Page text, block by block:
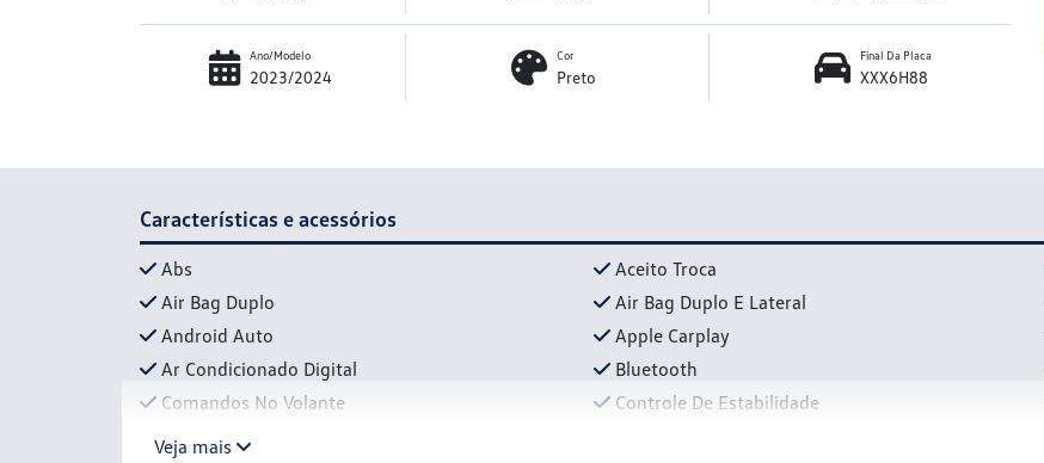
Ano/Modelo
2023/2024
Cor
Preto
Final Da Placa
XXX6H88
Características e acessórios
Abs Aceito Troca
Air Bag Duplo
Air Bag Duplo E Lateral
Android Auto
Apple Carplay
Ar Condicionado Digital
Bluetooth
Comandos No Volante
Controle De Estabilidade
Veja mais